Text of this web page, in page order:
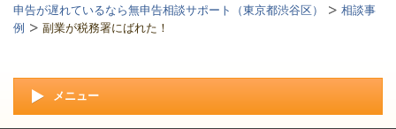
申告が遅れているなら無申告相談サポート（東京都渋谷区）
相談事
例
副業が税務署にばれた！
メニュー